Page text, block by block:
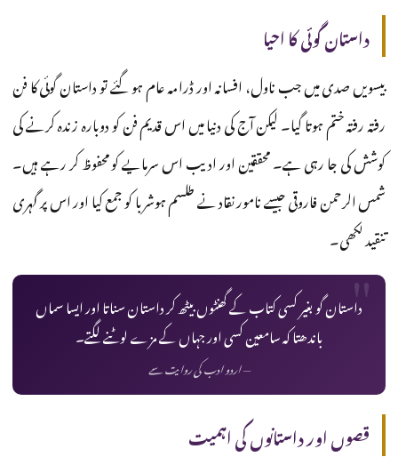
داستان گوئی کا احیا
بیسویں صدی میں جب ناول، افسانہ اور ڈرامہ عام ہو گئے تو داستان گوئی کا فن
رفتہ رفتہ ختم ہوتا گیا۔ لیکن آج کی دنیا میں اس قدیم فن کو دوبارہ زندہ کرنے کی
کوشش کی جا رہی ہے۔ محققین اور ادیب اس سرمایے کو محفوظ کر رہے ہیں۔
شمس الرحمن فاروقی جیسے نامور نقاد نے طلسم ہوشربا کو جمع کیا اور اس پر گہری
تنقید لکھی۔
داستان گو بغیر کسی کتاب کے گھنٹوں بیٹھ کر داستان سناتا اور ایسا سماں
باندھتا کہ سامعین کسی اور جہاں کے مزے لوٹنے لگتے۔
— اردو ادب کی روایت سے
قصوں اور داستانوں کی اہمیت